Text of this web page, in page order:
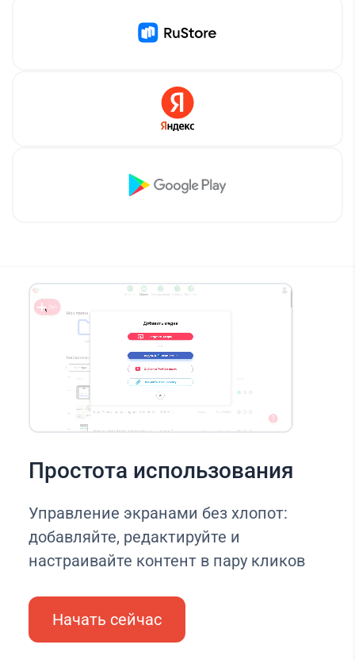
Простота использования
Управление экранами без хлопот:
добавляйте, редактируйте и
настраивайте контент в пару кликов
Начать сейчас